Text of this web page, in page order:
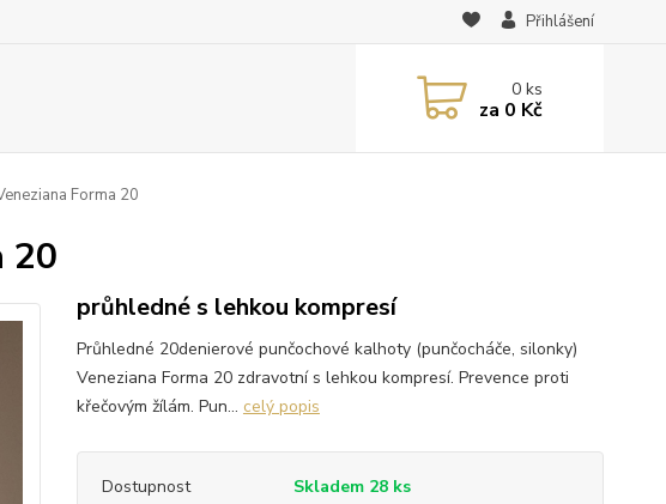
Přihlášení
0ks
za 0 Kč
Forma 20
20
průhledné s lehkou kompresí
Průhledné 20denierové punčochové kalhoty (punčocháče, silonky)
Veneziana Forma 20 zdravotní s lehkou kompresí. Prevence proti
křečovým žílám. Pun... celý popis
Dostupnost
Skladem 28 ks